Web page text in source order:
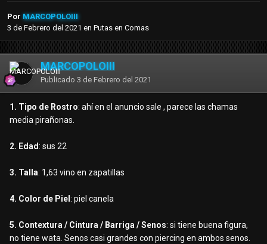
Por MARCOPOLOIII
3 de Febrero del 2021 en Putas en Comas
MARCOPOLOIII
Publicado 3 de Febrero del 2021
1. Tipo de Rostro: ahí en el anuncio sale , parece las chamas
media pirañonas.
2. Edad: sus 22
3. Talla: 1,63 vino en zapatillas
4. Color de Piel : piel canela
5. Contextura / Cintura / Barriga / Senos: si tiene buena figura,
no tiene wata. Senos casi grandes con piercing en ambos senos.